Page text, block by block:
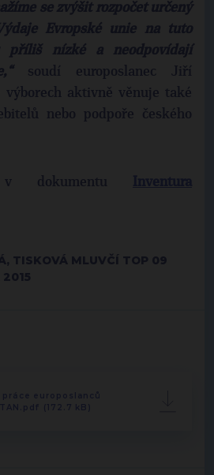
se zvýšit rozpočet určený
Evropské unie na tuto
příliš nízké a neodpovídají
soudí europoslanec Jiří
výborech aktivně věnuje také
nebo podpoře českého
v dokumentu
TISKOVÁ MLUVČÍ TOP 09
2015